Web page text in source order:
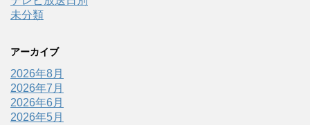
未分類
アーカイブ
2026年8月
2026年7月
2026年6月
2026年5月